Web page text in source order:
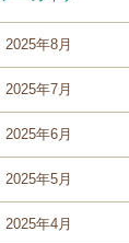
2025年8月
2025年7月
2025年6月
2025年5月
2025年4月